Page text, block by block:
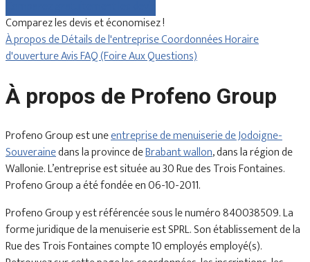
Comparez les devis et économisez !
À propos deDétails de l'entrepriseCoordonnéesHoraire
d'ouvertureAvisFAQ (Foire Aux Questions)
À propos de Profeno Group
Profeno Group est uneentreprise de menuiserie de Jodoigne-
Souverainedans la province deBrabant wallon, dans la région de
Wallonie. L’entreprise est située au 30 Rue des Trois Fontaines.
Profeno Group a été fondée en 06-10-2011.
Profeno Group y est référencée sous le numéro 840038509. La
forme juridique de la menuiserie est SPRL. Son établissement de la
Rue des Trois Fontaines compte 10 employés employé(s).